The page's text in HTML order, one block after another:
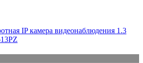
IP камера видеонаблюдения 1.3